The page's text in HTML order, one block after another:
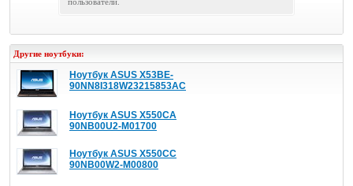
Другие ноутбуки:
Ноутбук ASUS X53BE-
90NN8I318W23215853AC
Ноутбук ASUS X550CA
90NB00U2-M01700
Ноутбук ASUS X550CC
90NB00W2-M00800